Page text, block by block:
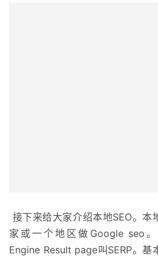
接下来给大家介绍本地SEO。本
家或一个地区做Google seo
Engine Result page叫SERP。